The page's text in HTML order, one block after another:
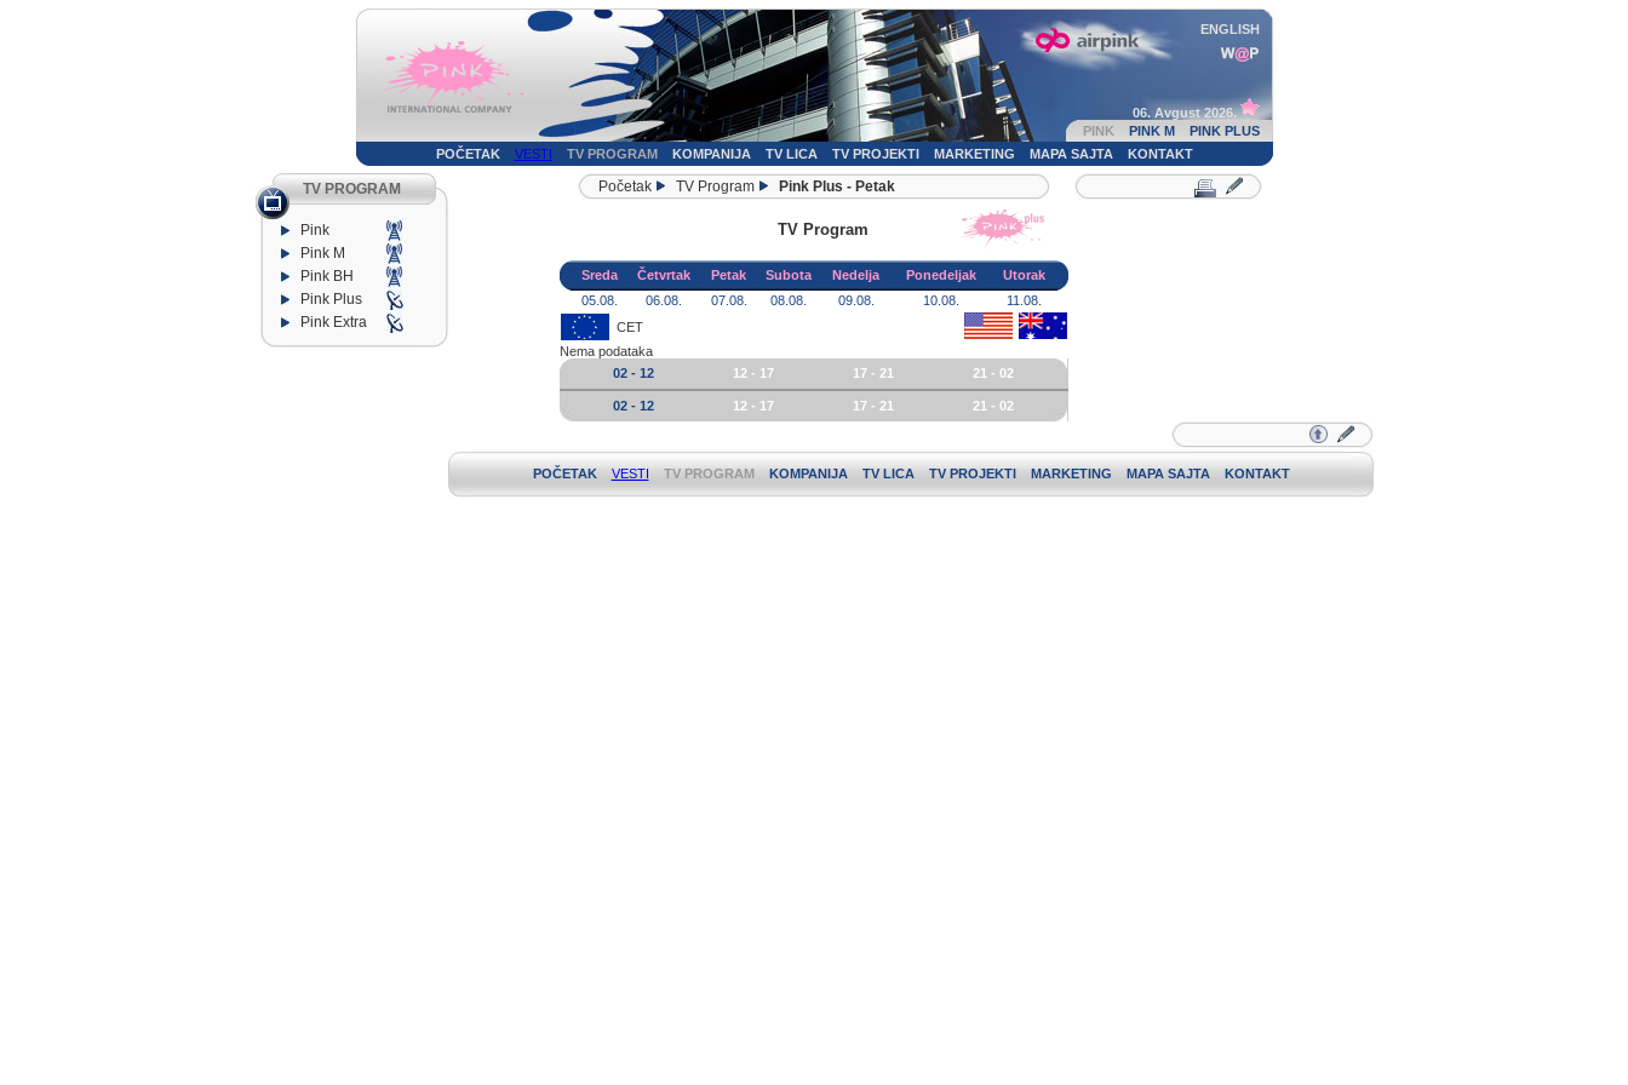
ENGLISH
06. Avgust 2026.
PINK
PINK M
PINK PLUS
POČETAK
VESTI TV PROGRAM KOMPANIJA TV LICA TV PROJEKTI MARKETING MAPA SAJTA KONTAKT
TV PROGRAM
Pink
Pink M
Pink BH
Pink Plus
Pink Extra
Početak TV Program Pink Plus - Petak
TV Program
Sreda Četvrtak Petak Subota Nedelja Ponedeljak
Utorak
05.08.
06.08. 07.08. 08.08. 09.08. 10.08.
11.08.
CET
Nema podataka
02 - 12
12 - 17 17 - 21 21 - 02
02 - 12 12 - 17 17 - 21 21 - 02
POČETAK VESTI TV PROGRAM KOMPANIJA TV LICA TV PROJEKTI MARKETING MAPA SAJTA KONTAKT